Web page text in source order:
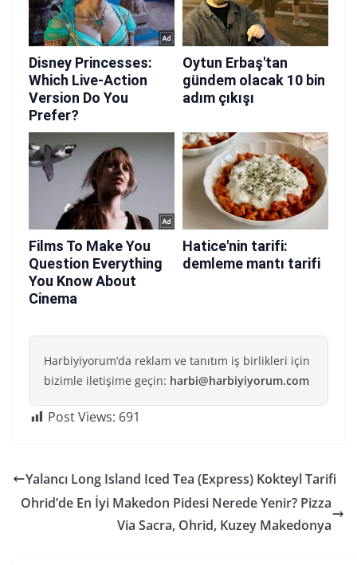
Harbiyiyorum’da reklam ve tanıtım iş birlikleri için
bizimle iletişime geçin: harbi@harbiyiyorum.com
Post Views: 691
Yalancı Long Island Iced Tea (Express) Kokteyl Tarifi
Ohrid’de En İyi Makedon Pidesi Nerede Yenir? Pizza
Via Sacra, Ohrid, Kuzey Makedonya